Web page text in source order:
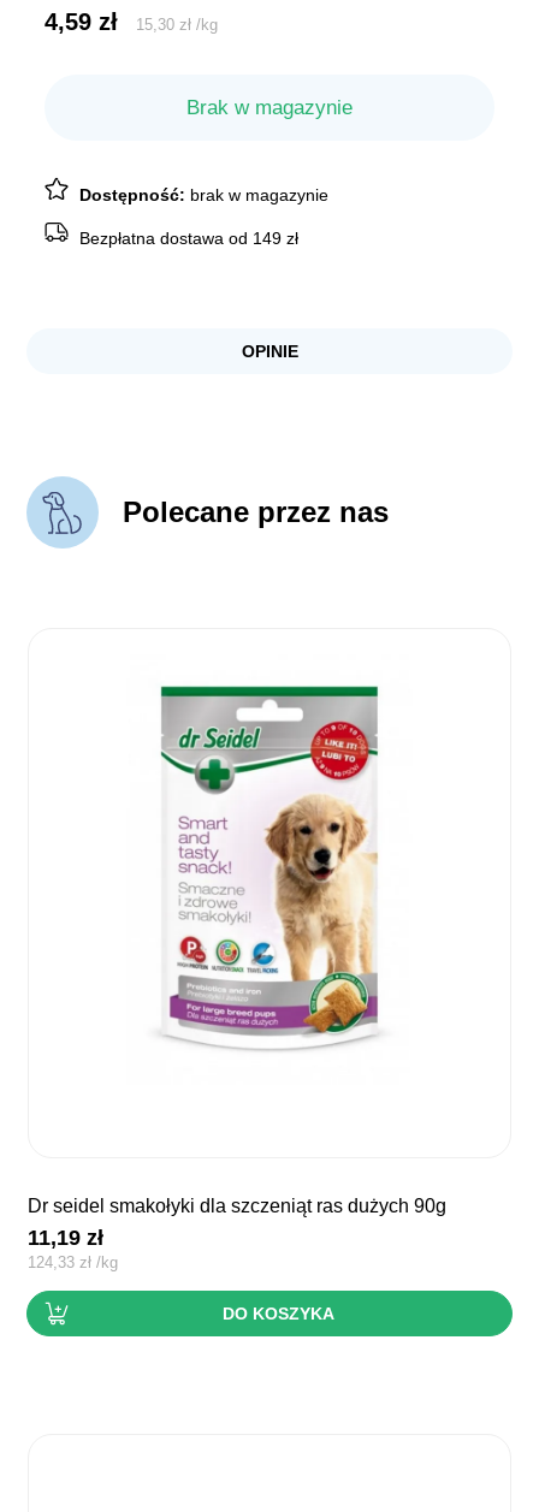
4,59zł 15,30zł /kg
Brak w magazynie
Dostępność: brak w magazynie
Bezpłatna dostawa od 149 zł
OPINIE
Polecane przez nas
dr seidel smakołyki dla szczeniąt ras dużych 90g
11,19zł
124,33zł /kg
DO KOSZYKA